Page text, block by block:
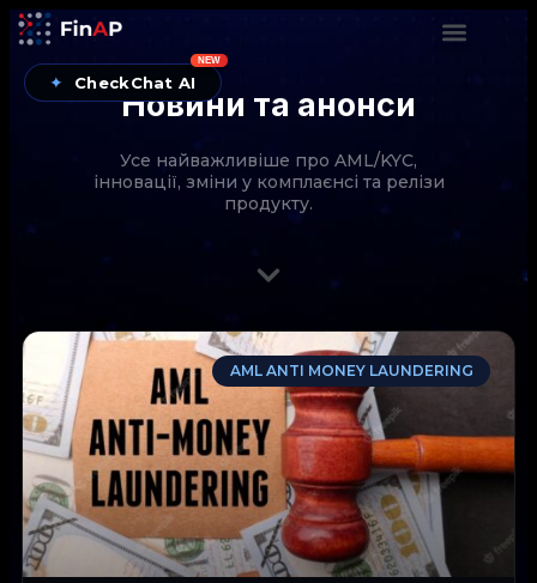
✦ CheckChat AI
NEW
Новини та анонси
Усе найважливіше про AML/KYC,
інновації, зміни у комплаєнсі та релізи
продукту.
AML ANTI MONEY LAUNDERING